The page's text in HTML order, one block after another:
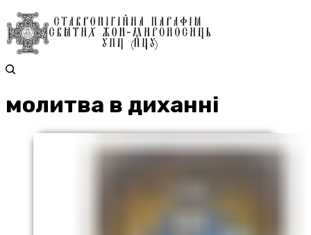
молитва в диханні